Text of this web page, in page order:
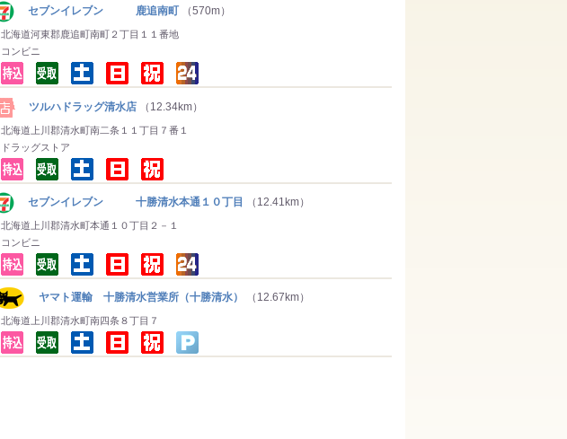
セブンイレブン 鹿追南町 （570m）
北海道河東郡鹿追町南町２丁目１１番地
コンビニ
ツルハドラッグ清水店 （12.34km）
北海道上川郡清水町南二条１１丁目７番１
ドラッグストア
セブンイレブン 十勝清水本通１０丁目 （12.41km）
北海道上川郡清水町本通１０丁目２－１
コンビニ
ヤマト運輸 十勝清水営業所（十勝清水） （12.67km）
北海道上川郡清水町南四条８丁目７